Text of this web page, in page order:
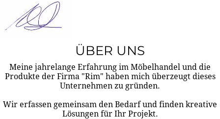
ÜBER UNS
Meine jahrelange Erfahrung im Möbelhandel und die
Produkte der Firma "Rim" haben mich überzeugt dieses
Unternehmen zu gründen.
Wir erfassen gemeinsam den Bedarf und finden kreative
Lösungen für Ihr Projekt.